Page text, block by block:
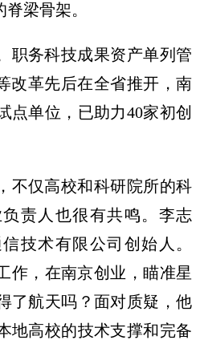
梁骨架。
职务科技成果资产单列管
改革先后在全省推开，南
点单位，已助力40家初创
不仅高校和科研院所的科
责人也很有共鸣。李志
技术有限公司创始人。
作，在南京创业，瞄准星
了航天吗？面对质疑，他
地高校的技术支撑和完备